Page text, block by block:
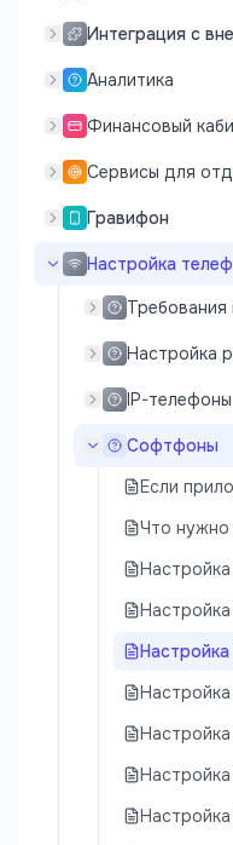
Интеграция с
Аналитика
Финансовый
Сервисы для
Гравифон
Настройка
Требования
Настройка
IP-телефоны
Софтфоны
Если